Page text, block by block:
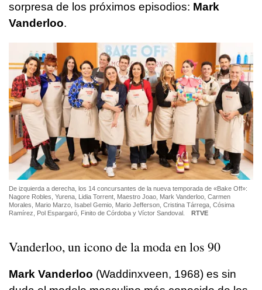
sorpresa de los próximos episodios: Mark
Vanderloo.
De izquierda a derecha, los 14 concursantes de la nueva temporada de «Bake Off»:
Nagore Robles, Yurena, Lidia Torrent, Maestro Joao, Mark Vanderloo, Carmen
Morales, Mario Marzo, Isabel Gemio, Mario Jefferson, Cristina Tárrega, Cósima
Ramírez, Pol Espargaró, Finito de Córdoba y Víctor Sandoval.
RTVE
Vanderloo, un icono de lamodaen los 90
Mark Vanderloo (Waddinxveen, 1968) es sin